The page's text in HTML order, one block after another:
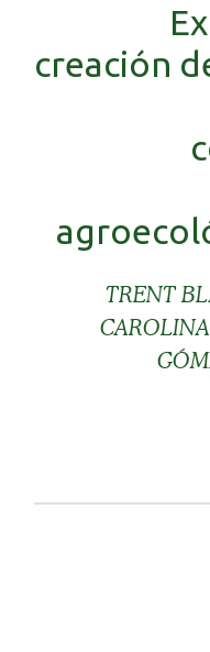
creación
TRENT